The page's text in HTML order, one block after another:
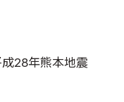
成28年熊本地震